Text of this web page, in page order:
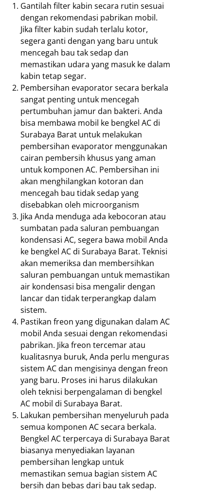
Gantilah filter kabin secara rutin sesuai
dengan rekomendasi pabrikan mobil.
Jika filter kabin sudah terlalu kotor,
segera ganti dengan yang baru untuk
mencegah bau tak sedap dan
memastikan udara yang masuk ke dalam
kabin tetap segar.
Pembersihan evaporator secara berkala
sangat penting untuk mencegah
pertumbuhan jamur dan bakteri. Anda
bisa membawa mobil ke bengkel AC di
Surabaya Barat untuk melakukan
pembersihan evaporator menggunakan
cairan pembersih khusus yang aman
untuk komponen AC. Pembersihan ini
akan menghilangkan kotoran dan
mencegah bau tidak sedap yang
disebabkan oleh microorganism
Jika Anda menduga ada kebocoran atau
sumbatan pada saluran pembuangan
kondensasi AC, segera bawa mobil Anda
ke bengkel AC di Surabaya Barat. Teknisi
akan memeriksa dan membersihkan
saluran pembuangan untuk memastikan
air kondensasi bisa mengalir dengan
lancar dan tidak terperangkap dalam
sistem.
Pastikan freon yang digunakan dalam AC
mobil Anda sesuai dengan rekomendasi
pabrikan. Jika freon tercemar atau
kualitasnya buruk, Anda perlu menguras
sistem AC dan mengisinya dengan freon
yang baru. Proses ini harus dilakukan
oleh teknisi berpengalaman di bengkel
AC mobil di Surabaya Barat.
Lakukan pembersihan menyeluruh pada
semua komponen AC secara berkala.
Bengkel AC terpercaya di Surabaya Barat
biasanya menyediakan layanan
pembersihan lengkap untuk
memastikan semua bagian sistem AC
bersih dan bebas dari bau tak sedap.